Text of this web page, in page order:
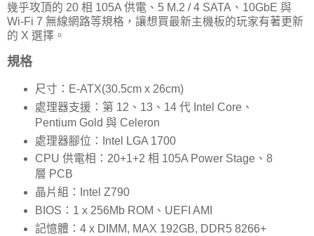
幾乎攻頂的 20 相 105A 供電、5 M.2 / 4 SATA、10GbE 與
Wi-Fi 7 無線網路等規格，讓想買最新主機板的玩家有著更新
的 X 選擇。
規格
尺寸：E-ATX(30.5cm x 26cm)
處理器支援：第 12、13、14 代 Intel Core、
Pentium Gold 與 Celeron
處理器腳位：Intel LGA 1700
CPU 供電相：20+1+2 相 105A Power Stage、8
層 PCB
晶片組：Intel Z790
BIOS：1 x 256Mb ROM、UEFI AMI
記憶體：4 x DIMM, MAX 192GB, DDR5 8266+